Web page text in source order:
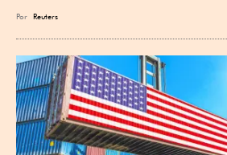
Por Reuters